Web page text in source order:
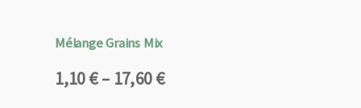
Mélange Grains Mix
1,10€– 17,60€
Plage